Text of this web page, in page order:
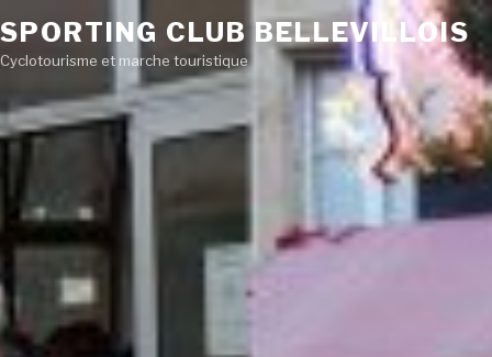
SPORTING CLUB BELLEVILLOIS
Cyclotourisme et marche touristique